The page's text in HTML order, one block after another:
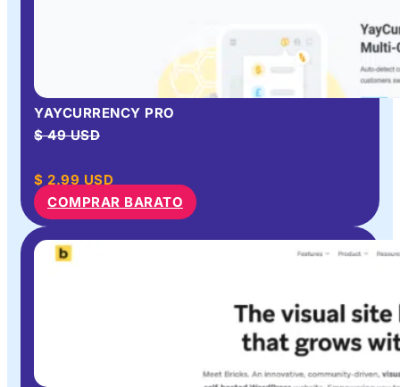
YAYCURRENCY PRO
$ 49 USD
$ 2.99 USD
COMPRAR BARATO